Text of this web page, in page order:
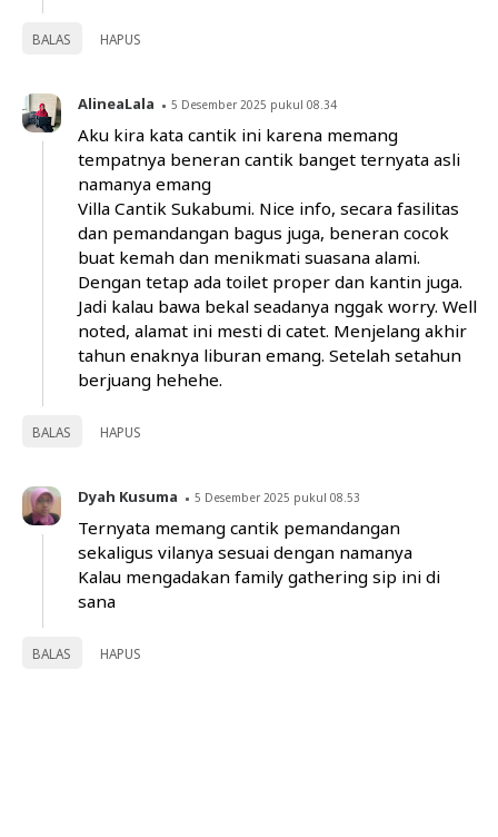
BALAS HAPUS
AlineaLala 5 Desember 2025 pukul 08.34
Aku kira kata cantik ini karena memang
tempatnya beneran cantik banget ternyata asli
namanya emang
Villa Cantik Sukabumi. Nice info, secara fasilitas
dan pemandangan bagus juga, beneran cocok
buat kemah dan menikmati suasana alami.
Dengan tetap ada toilet proper dan kantin juga.
Jadi kalau bawa bekal seadanya nggak worry. Well
noted, alamat ini mesti di catet. Menjelang akhir
tahun enaknya liburan emang. Setelah setahun
berjuang hehehe.
BALAS HAPUS
Dyah Kusuma 5 Desember 2025 pukul 08.53
Ternyata memang cantik pemandangan
sekaligus vilanya sesuai dengan namanya
Kalau mengadakan family gathering sip ini di
sana
BALAS HAPUS